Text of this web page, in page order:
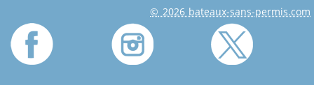
© 2026 bateaux-sans-permis.com